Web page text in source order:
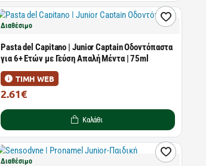
Διαθέσιμο
Pasta del Capitano | Junior Captain Οδοντόπαστα
για 6+ Ετών με Γεύση Απαλή Μέντα | 75ml
ΤΙΜΗ WEB
2.61€
Καλάθι
Διαθέσιμο